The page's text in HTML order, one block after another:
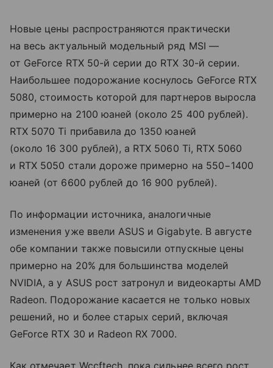
Новые цены распространяются практически
на весь актуальный модельный ряд MSI —
от GeForce RTX 50-й серии до RTX 30-й серии.
Наибольшее подорожание коснулось GeForce RTX
5080, стоимость которой для партнеров выросла
примерно на 2100 юаней (около 25 400 рублей).
RTX 5070 Ti прибавила до 1350 юаней
(около 16 300 рублей), а RTX 5060 Ti, RTX 5060
и RTX 5050 стали дороже примерно на 550−1400
юаней (от 6600 рублей до 16 900 рублей).
По информации источника, аналогичные
изменения уже ввели ASUS и Gigabyte. В августе
обе компании также повысили отпускные цены
примерно на 20% для большинства моделей
NVIDIA, а у ASUS рост затронул и видеокарты AMD
Radeon. Подорожание касается не только новых
решений, но и более старых серий, включая
GeForce RTX 30 и Radeon RX 7000.